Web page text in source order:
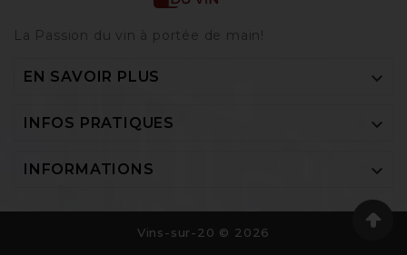
La Passion du vin à portée de main‎!
EN SAVOIR PLUS 
INFOS PRATIQUES 
INFORMATIONS 
Vins-sur-20 © 2026